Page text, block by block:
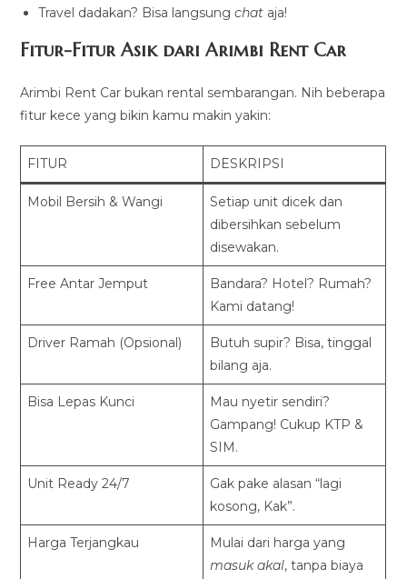
Travel dadakan? Bisa langsungchat aja!
Fitur-Fitur Asik dari Arimbi Rent Car
Arimbi Rent Car bukan rental sembarangan. Nih beberapa
fitur kece yang bikin kamu makin yakin:
FITUR DESKRIPSI
Mobil Bersih & Wangi
Setiap unit dicek dan
dibersihkan sebelum
disewakan.
Free Antar Jemput
Bandara? Hotel? Rumah?
Kami datang!
Driver Ramah (Opsional)
Butuh supir? Bisa, tinggal
bilang aja.
Bisa Lepas Kunci
Mau nyetir sendiri?
Gampang! Cukup KTP &
SIM.
Unit Ready 24/7
Gak pake alasan “lagi
kosong, Kak”.
Harga Terjangkau
Mulai dari harga yang
masuk akal, tanpa biaya